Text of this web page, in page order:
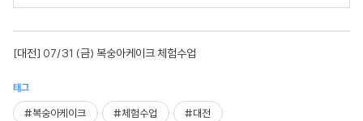
[대전] 07/31 (금) 복숭아케이크 체험수업
태그
#복숭아케이크 #체험수업 #대전